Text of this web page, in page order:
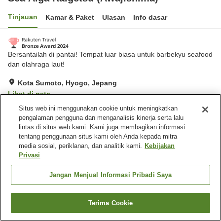
Tinjauan Kamar & Paket Ulasan Info dasar
Bersantailah di pantai! Tempat luar biasa untuk barbekyu seafood
dan olahraga laut!
Kota Sumoto, Hyogo, Jepang
Lihat di peta
Sangat baik Ulasan:270
Fasilitas properti
Wi-Fi
Beranda Jepang Hyogo
Kota Sumoto
Cari kamar
Situs web ini menggunakan cookie untuk meningkatkan
pengalaman pengguna dan menganalisis kinerja serta lalu
lintas di situs web kami. Kami juga membagikan informasi
tentang penggunaan situs kami oleh Anda kepada mitra
media sosial, periklanan, dan analitik kami. Kebijakan
Privasi
Jangan Menjual Informasi Pribadi Saya
Terima Cookie